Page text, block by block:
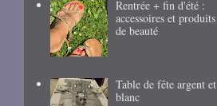
Rentrée + fin d'été :
accessoires et produits
de beauté
Table de fête argent et
blanc